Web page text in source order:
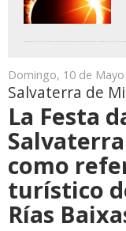
Domingo, 10 de
Salvaterra de
La Festa
como
turístico
Rías